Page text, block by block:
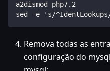
a2dismod php7.2
sed -e 's/
Remova todas as
configuração do